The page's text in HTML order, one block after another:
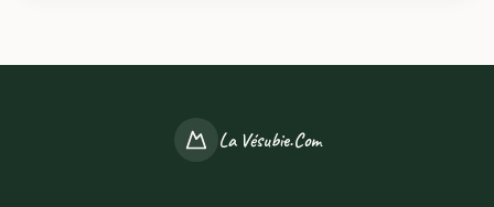
La Vésubie.Com